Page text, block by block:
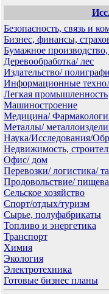
Безопасность, связь и
Бизнес, финансы,
Бумажное производство,
Деревообработка/ лес
Издательство/
Информационные
Легкая промышленность
Машиностроение
Медицина/
Металлы/
Наука/Исследования/
Недвижимость,
Офис/ дом
Перевозки/ логистика/
Продовольствие/
Сельское хозяйство
Спорт/отдых/туризм
Сырье, полуфабрикаты
Топливо и энергетика
Транспорт
Химия
Экология
Электротехника
Готовые бизнес планы